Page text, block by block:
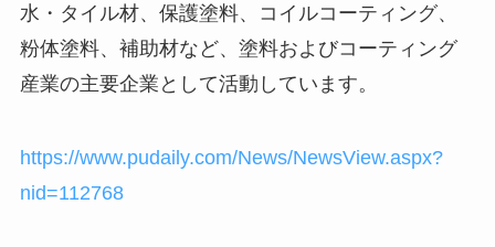
水・タイル材、保護塗料、コイルコーティング、
粉体塗料、補助材など、塗料およびコーティング
産業の主要企業として活動しています。
https://www.pudaily.com/News/NewsView.aspx?
nid=112768